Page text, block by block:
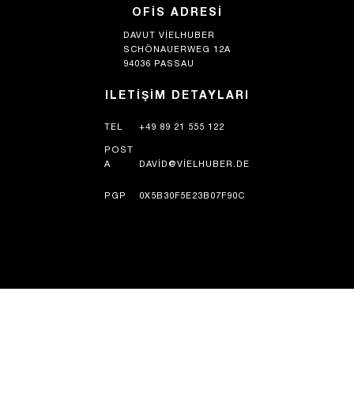
OFIS ADRESI
DAVUT VIELHUBER
SCHÖNAUERWEG 12A
94036 PASSAU
ILETIŞIM DETAYLARI
TEL +49 89 21 555 122
POST
A
DAVID@VIELHUBER.DE
PGP 0X5B30F5E23B07F90C